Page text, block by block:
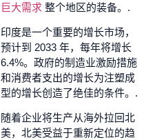
巨大需求 整个地区的装备。.
印度是一个重要的增长市场，
预计到 2033 年，每年将增长
6.4%。政府的制造业激励措施
和消费者支出的增长为注塑成
型的增长创造了绝佳的条件。.
随着企业将生产从海外拉回北
美，北美受益于重新定位的趋